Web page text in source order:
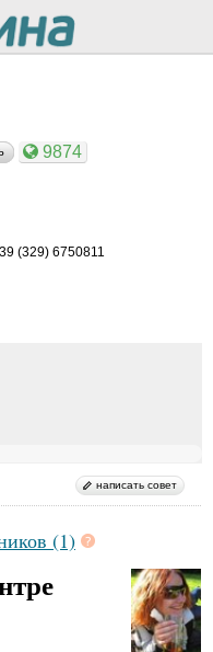
9874
(329) 6750811
написать совет
(1)